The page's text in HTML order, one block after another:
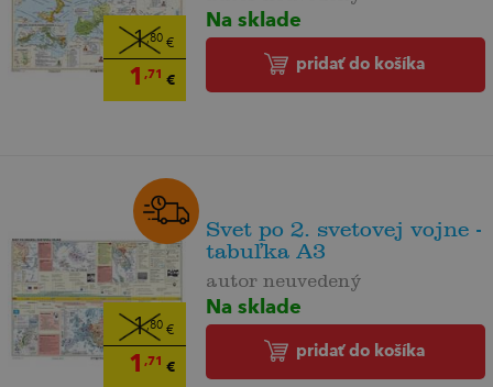
1,80€
1 ,71 €
Na sklade
pridať do košíka
1,80€
1 ,71 €
Svet po 2. svetovej vojne -
tabuľka A3
autor neuvedený
Na sklade
pridať do košíka